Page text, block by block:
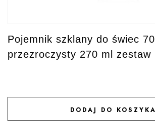
Pojemnik szklany do świec
przezroczysty 270 ml zestaw
DODAJ DO KOSZYKA
DODAJ DO